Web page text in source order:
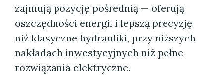
zajmują pozycję pośrednią — oferują
oszczędności energii i lepszą precyzję
niż klasyczne hydrauliki, przy niższych
nakładach inwestycyjnych niż pełne
rozwiązania elektryczne.